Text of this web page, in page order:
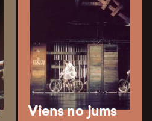
Viens no jums